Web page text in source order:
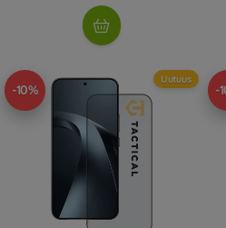
-10%
Uutuus
-